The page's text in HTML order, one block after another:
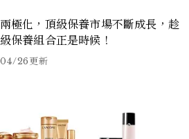
極化，頂級保養市場不斷成長，趁
保養組合正是時候！
26更新